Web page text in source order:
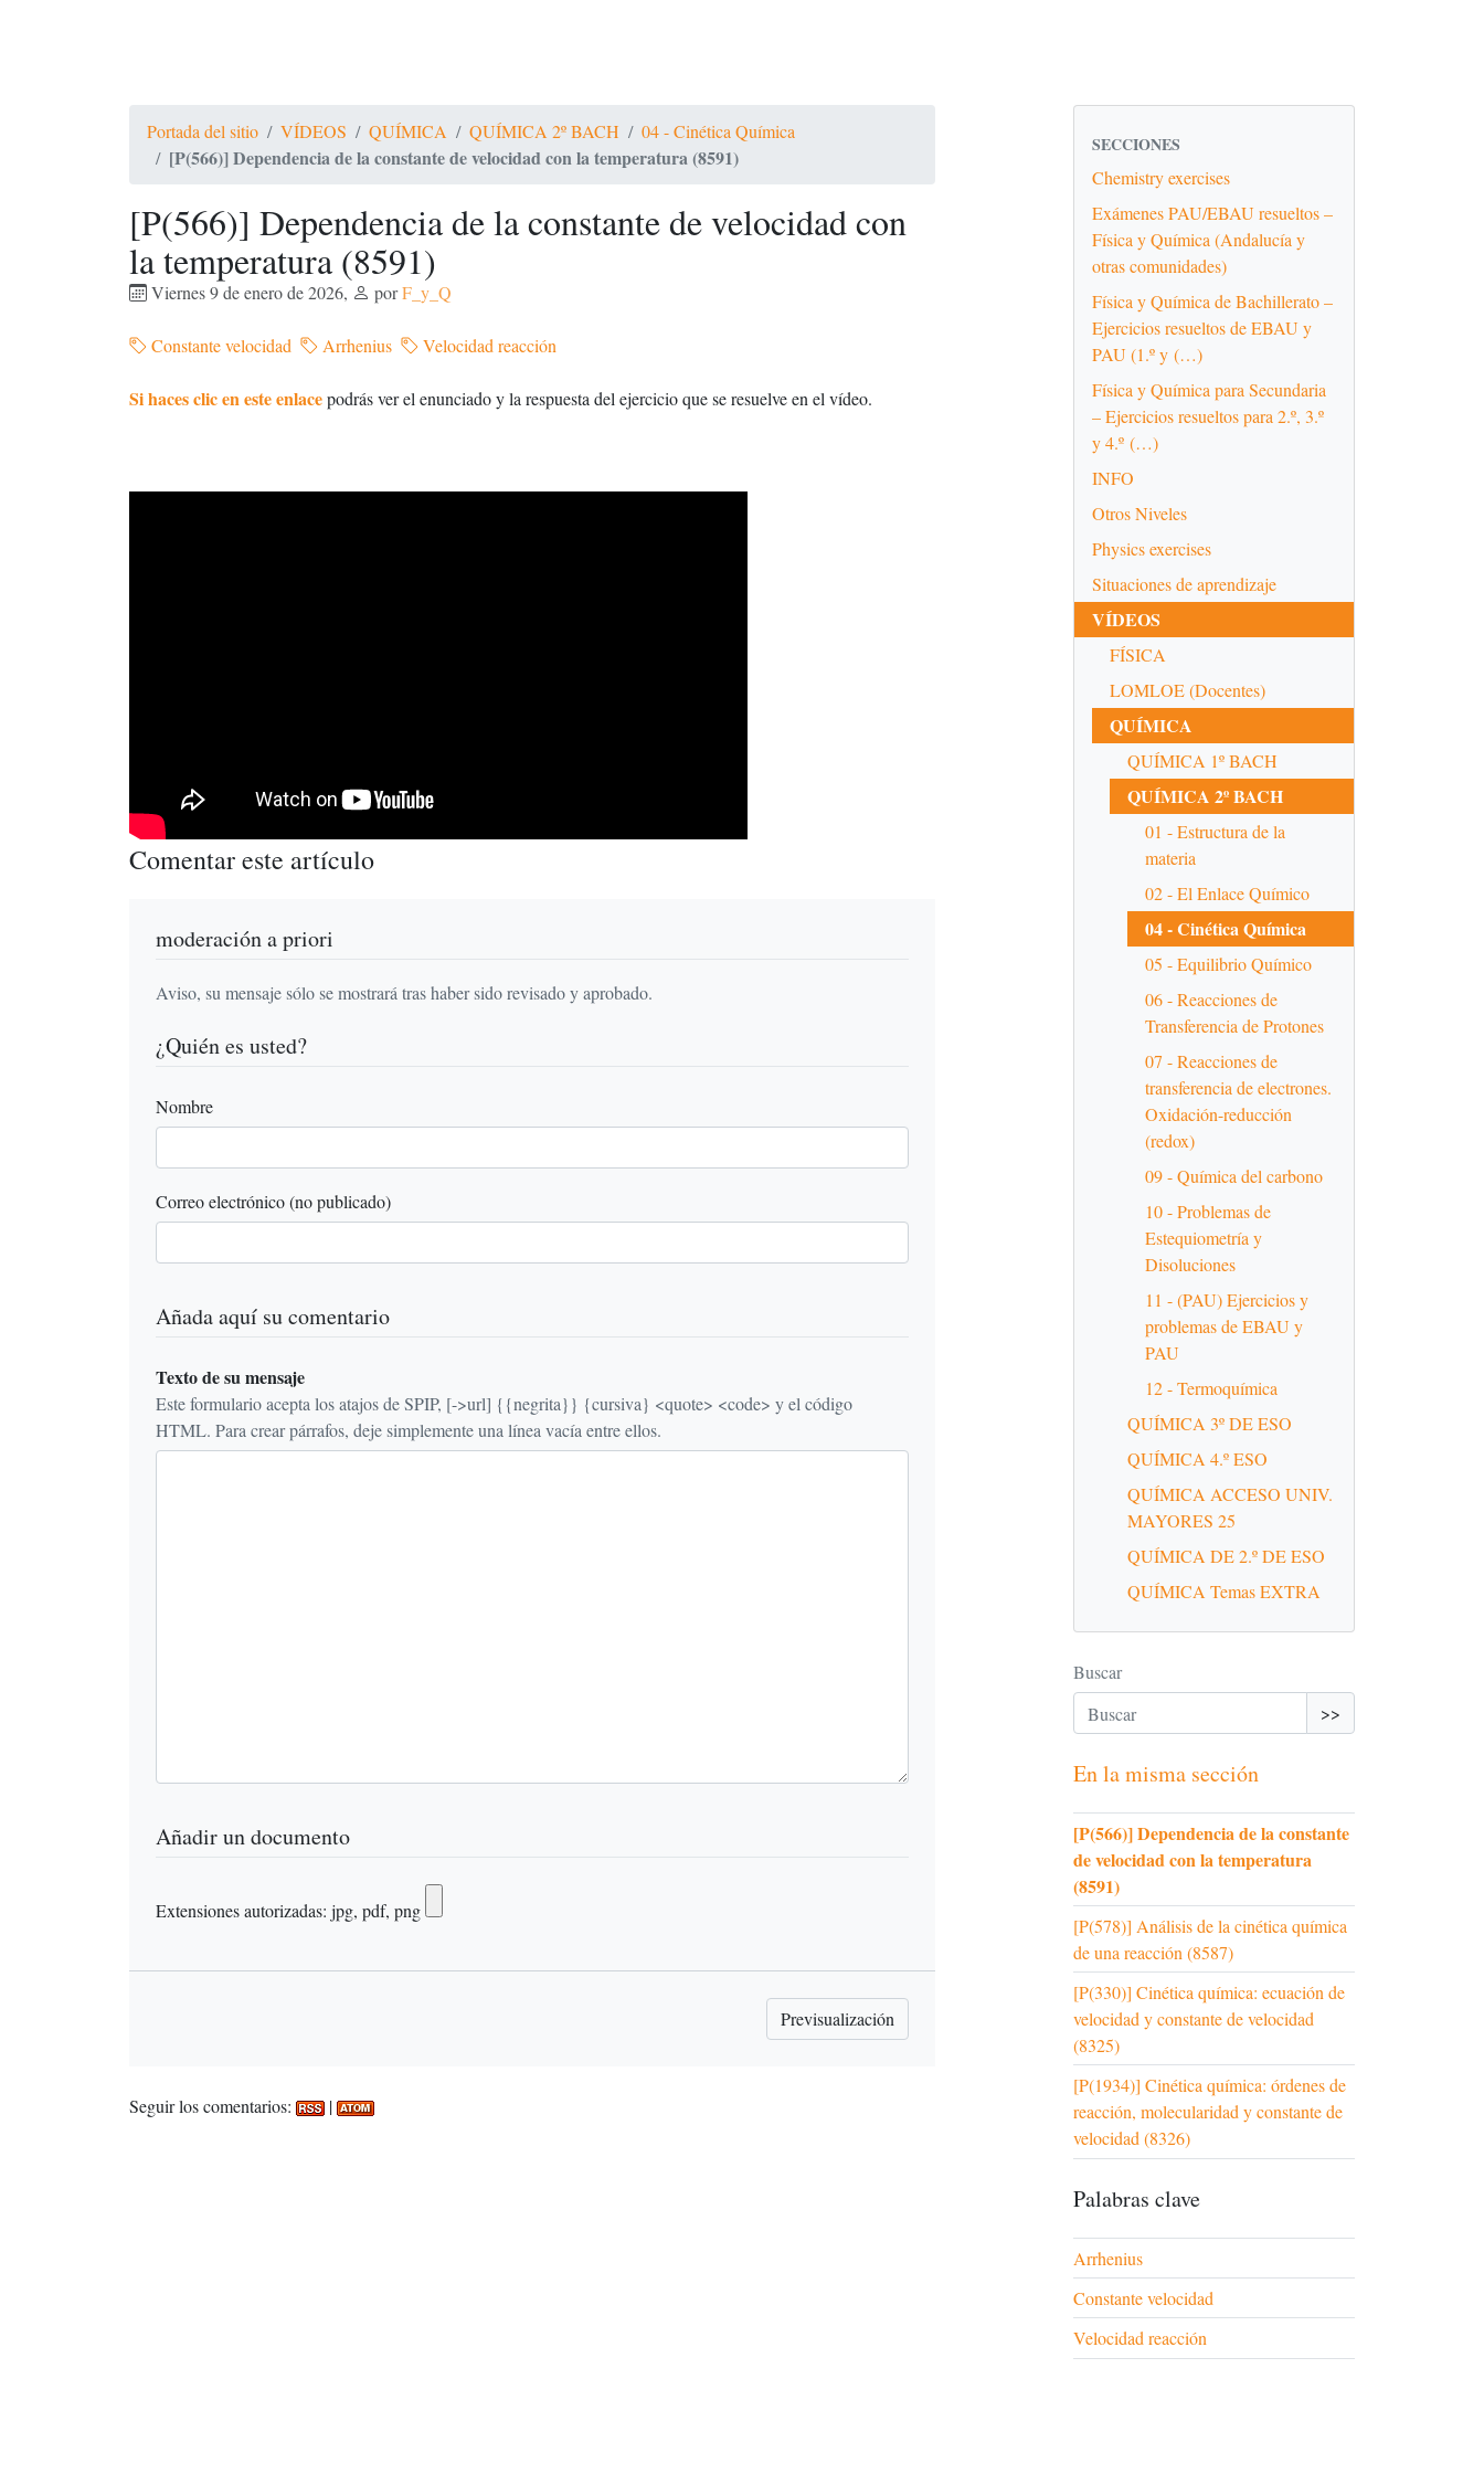
Portada del sitio VÍDEOS QUÍMICA QUÍMICA 2º BACH 04 - Cinética Química
[P(566)] Dependencia de la constante de velocidad con la temperatura (8591)
[P(566)] Dependencia de la constante de velocidad con
la temperatura (8591)
Viernes 9 de enero de 2026, porF_y_Q
Constante velocidad Arrhenius Velocidad reacción
Si haces clic en este enlacepodrás ver el enunciado y la respuesta del ejercicio que se resuelve en el vídeo.
Comentar este artículo
moderación a priori
Aviso, su mensaje sólo se mostrará tras haber sido revisado y aprobado.
¿Quién es usted?
Nombre
Correo electrónico (no publicado)
Añada aquí su comentario
Texto de su mensaje
Este formulario acepta los atajos de SPIP, [->url] {{negrita}} {cursiva} <quote> <code> y el código
HTML. Para crear párrafos, deje simplemente una línea vacía entre ellos.
Añadir un documento
Extensiones autorizadas: jpg, pdf, png
Seguir los comentarios: |
SECCIONES
Chemistry exercises
Exámenes PAU/EBAU resueltos –
Física y Química (Andalucía y
otras comunidades)
Física y Química de Bachillerato –
Ejercicios resueltos de EBAU y
PAU (1.º y (…)
Física y Química para Secundaria
– Ejercicios resueltos para 2.º, 3.º
y 4.º (…)
INFO
Otros Niveles
Physics exercises
Situaciones de aprendizaje
VÍDEOS
FÍSICA
LOMLOE (Docentes)
QUÍMICA
QUÍMICA 1º BACH
QUÍMICA 2º BACH
01 - Estructura de la
materia
02 - El Enlace Químico
04 - Cinética Química
05 - Equilibrio Químico
06 - Reacciones de
Transferencia de Protones
07 - Reacciones de
transferencia de electrones.
Oxidación-reducción
(redox)
09 - Química del carbono
10 - Problemas de
Estequiometría y
Disoluciones
11 - (PAU) Ejercicios y
problemas de EBAU y
PAU
12 - Termoquímica
QUÍMICA 3º DE ESO
QUÍMICA 4.º ESO
QUÍMICA ACCESO UNIV.
MAYORES 25
QUÍMICA DE 2.º DE ESO
QUÍMICA Temas EXTRA
Buscar
>>
En la misma sección
[P(566)] Dependencia de la constante
de velocidad con la temperatura
(8591)
[P(578)] Análisis de la cinética química
de una reacción (8587)
[P(330)] Cinética química: ecuación de
velocidad y constante de velocidad
(8325)
[P(1934)] Cinética química: órdenes de
reacción, molecularidad y constante de
velocidad (8326)
Palabras clave
Arrhenius
Constante velocidad
Velocidad reacción